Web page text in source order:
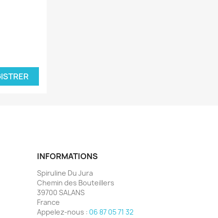
INFORMATIONS
Spiruline Du Jura
Chemin des Bouteillers
39700 SALANS
France
Appelez-nous : 06 87 05 71 32